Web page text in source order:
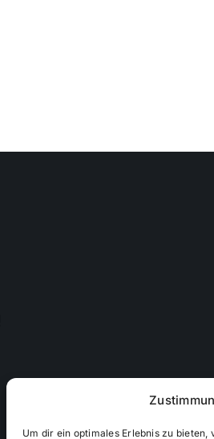
Um dir ein optimales Erlebnis zu